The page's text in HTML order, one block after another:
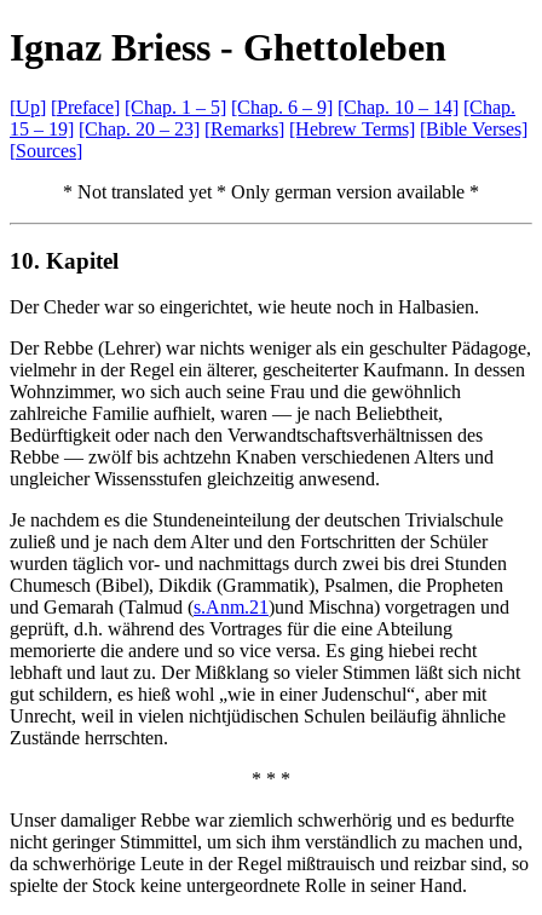
Ignaz Briess - Ghettoleben
[Up] [Preface] [Chap. 1 – 5] [Chap. 6 – 9] [Chap. 10 – 14] [Chap.
15 – 19] [Chap. 20 – 23] [Remarks] [Hebrew Terms] [Bible Verses]
[Sources]
* Not translated yet * Only german version available *
10. Kapitel
Der Cheder war so eingerichtet, wie heute noch in Halbasien.
Der Rebbe (Lehrer) war nichts weniger als ein geschulter Pädagoge,
vielmehr in der Regel ein älterer, gescheiterter Kaufmann. In dessen
Wohnzimmer, wo sich auch seine Frau und die gewöhnlich
zahlreiche Familie aufhielt, waren — je nach Beliebtheit,
Bedürftigkeit oder nach den Verwandtschaftsverhältnissen des
Rebbe — zwölf bis achtzehn Knaben verschiedenen Alters und
ungleicher Wissensstufen gleichzeitig anwesend.
Je nachdem es die Stundeneinteilung der deutschen Trivialschule
zuließ und je nach dem Alter und den Fortschritten der Schüler
wurden täglich vor- und nachmittags durch zwei bis drei Stunden
Chumesch (Bibel), Dikdik (Grammatik), Psalmen, die Propheten
und Gemarah (Talmud (s.Anm.21)und Mischna) vorgetragen und
geprüft, d.h. während des Vortrages für die eine Abteilung
memorierte die andere und so vice versa. Es ging hiebei recht
lebhaft und laut zu. Der Mißklang so vieler Stimmen läßt sich nicht
gut schildern, es hieß wohl „wie in einer Judenschul“, aber mit
Unrecht, weil in vielen nichtjüdischen Schulen beiläufig ähnliche
Zustände herrschten.
* * *
Unser damaliger Rebbe war ziemlich schwerhörig und es bedurfte
nicht geringer Stimmittel, um sich ihm verständlich zu machen und,
da schwerhörige Leute in der Regel mißtrauisch und reizbar sind, so
spielte der Stock keine untergeordnete Rolle in seiner Hand.